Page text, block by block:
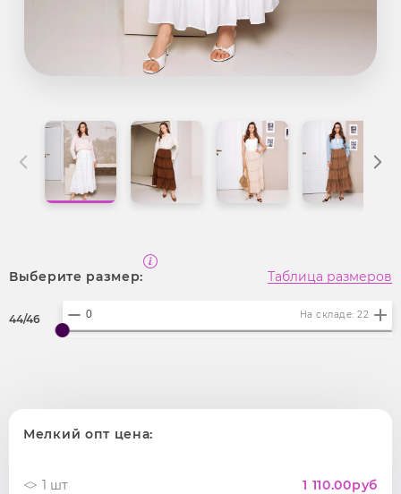
Выберите размер: Таблица размеров
44/46 На складе: 22
Мелкий опт цена:
1 шт 1 110.00руб